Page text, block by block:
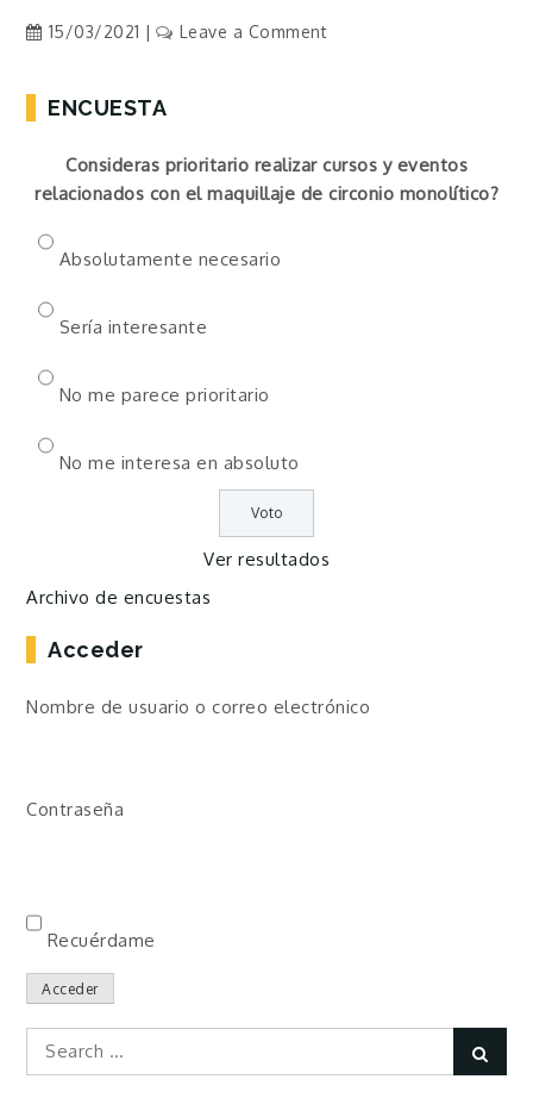
15/03/2021 Leave a Commenton
ENCUESTA
Consideras prioritario realizar cursos y eventos
relacionados con el maquillaje de circonio monolítico?
Absolutamente necesario
Sería interesante
No me parece prioritario
No me interesa en absoluto
Ver resultados
Archivo de encuestas
Acceder
Nombre de usuario o correo electrónico
Contraseña
Recuérdame
Acceder
Search
for: